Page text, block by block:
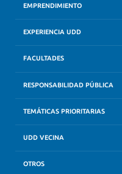
EMPRENDIMIENTO
EXPERIENCIA UDD
FACULTADES
RESPONSABILIDAD PÚBLICA
TEMÁTICAS PRIORITARIAS
UDD VECINA
OTROS